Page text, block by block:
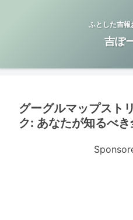
ふとした吉報
吉ぽ
グーグルマップスト
ク: あなたが知るべき